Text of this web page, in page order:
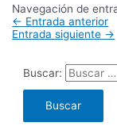
Navegación de
← Entrada anterior
Entrada siguiente →
Buscar: